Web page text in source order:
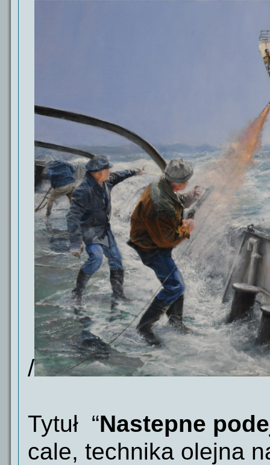
/
Tytuł “Nastepne
cale, technika olejna